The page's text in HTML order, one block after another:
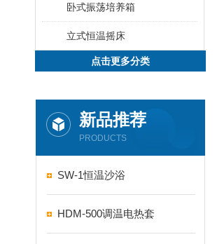
卧式振荡培养箱
立式恒温摇床
点击更多分类
新品推荐
PRODUCTS
SW-1恒温沙浴
HDM-500调温电热套